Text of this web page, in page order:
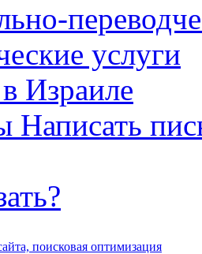
услуги
Израиле
Написать